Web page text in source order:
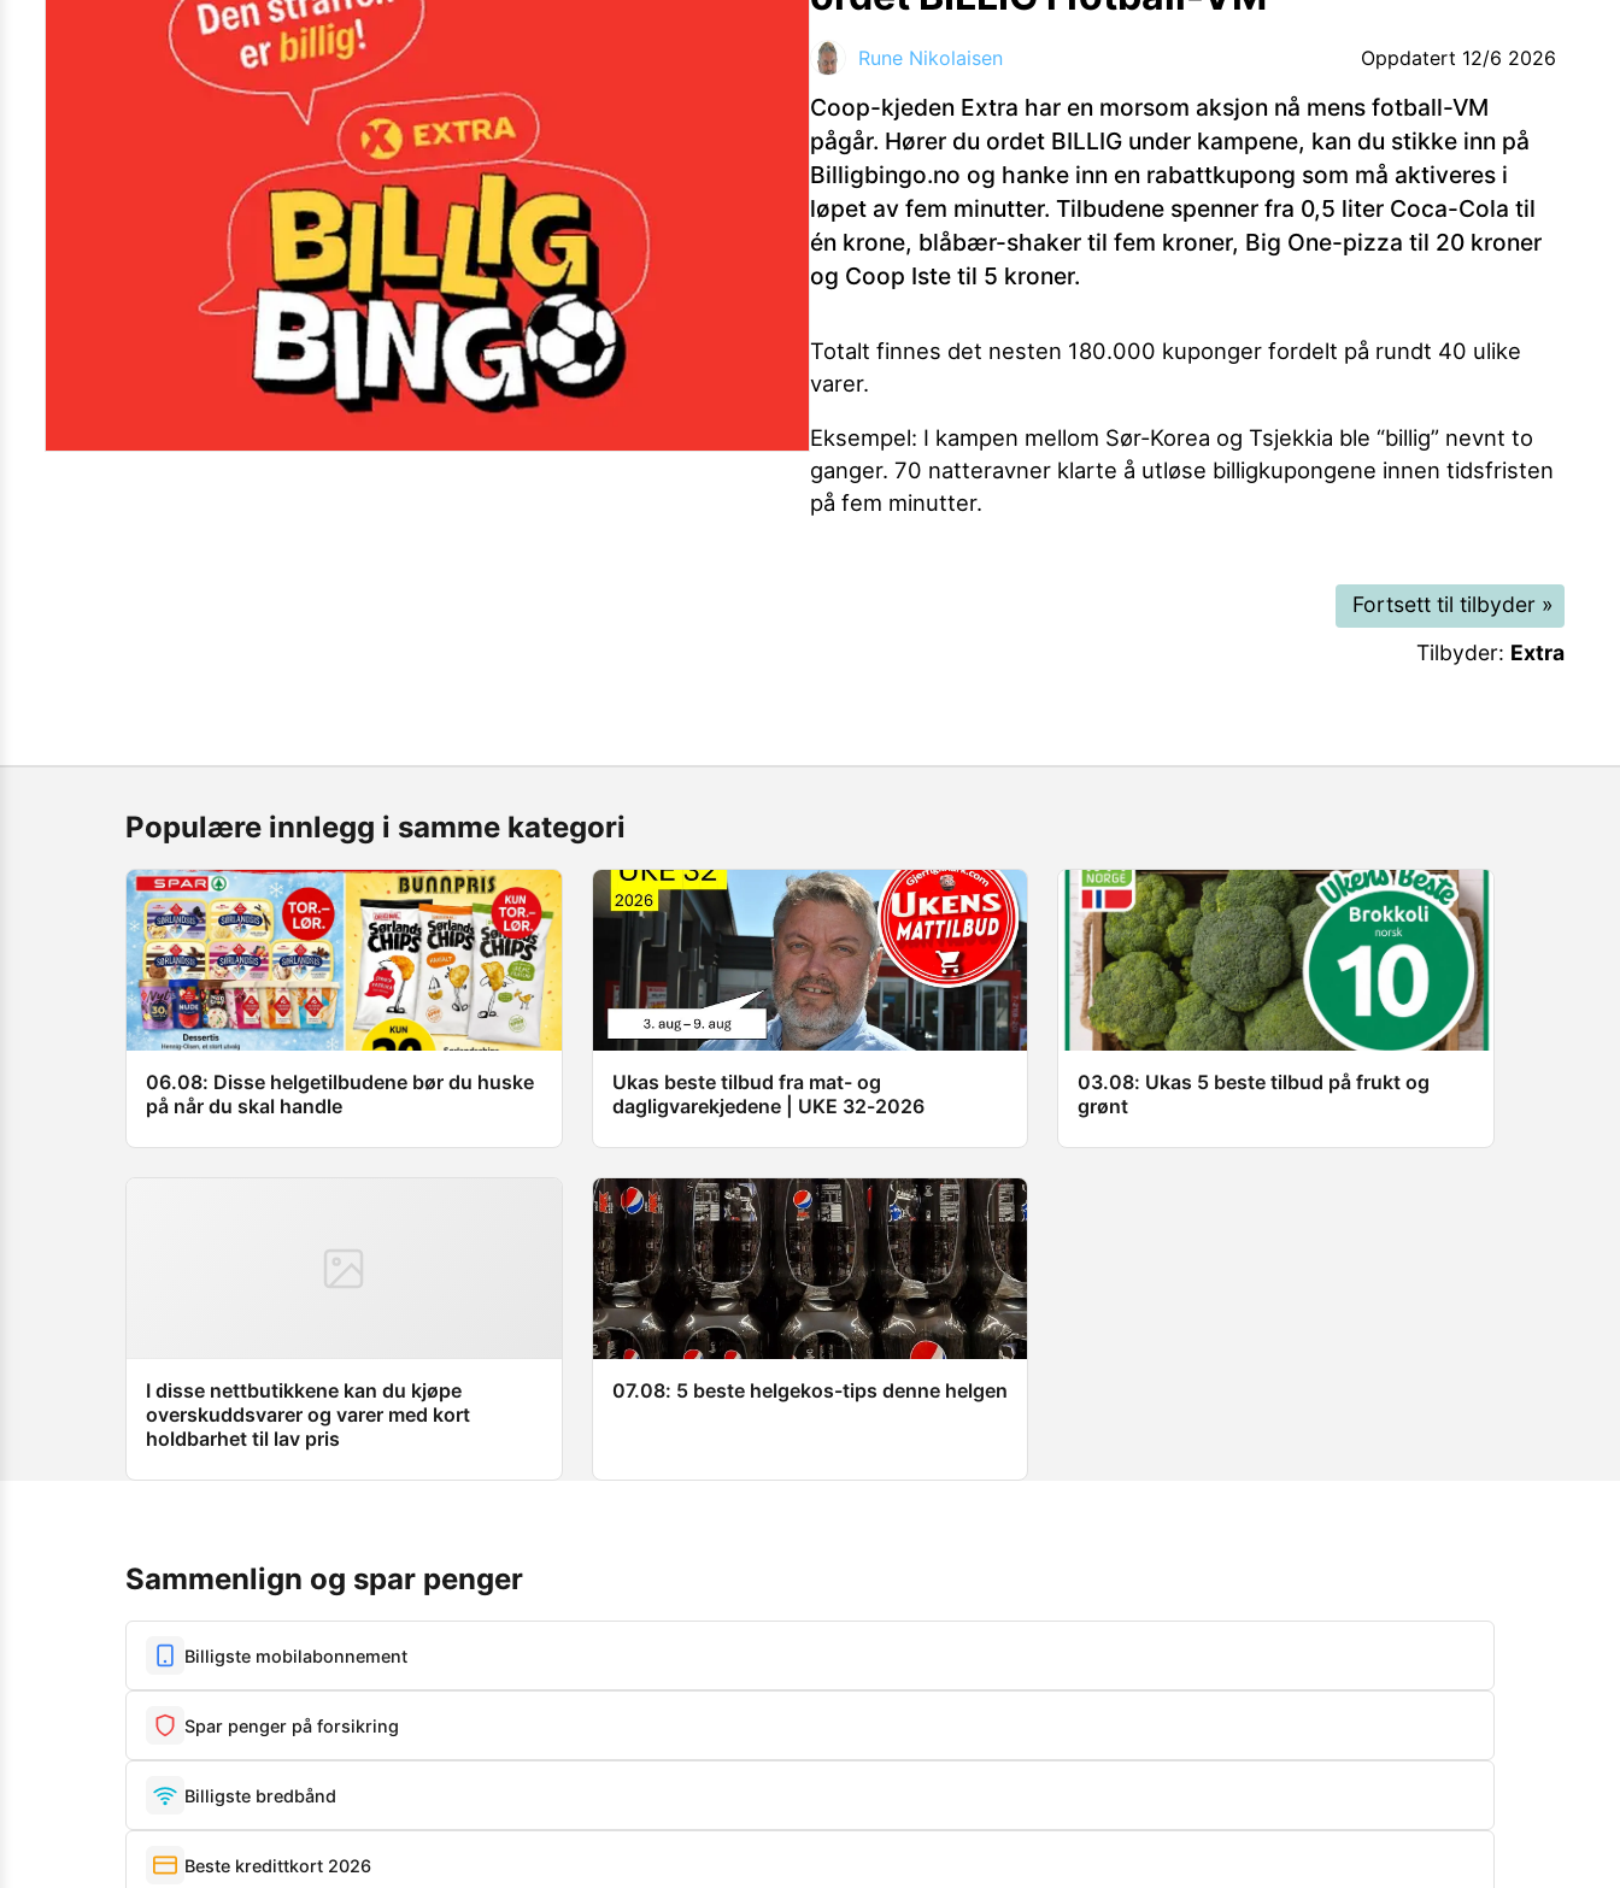
Velg bilde
Vil du være med i tipsekonkurransen kan du oppgi kontaktdetaljer i neste steg.
Rune Nikolaisen Oppdatert 12/6 2026
Coop-kjeden Extra har en morsom aksjon nå mens fotball-VM
pågår. Hører du ordet BILLIG under kampene, kan du stikke inn på
Billigbingo.no og hanke inn en rabattkupong som må aktiveres i
løpet av fem minutter. Tilbudene spenner fra 0,5 liter Coca-Cola til
én krone, blåbær-shaker til fem kroner, Big One-pizza til 20 kroner
og Coop Iste til 5 kroner.
Totalt finnes det nesten 180.000 kuponger fordelt på rundt 40 ulike
varer.
Eksempel: I kampen mellom Sør-Korea og Tsjekkia ble “billig” nevnt to
ganger. 70 natteravner klarte å utløse billigkupongene innen tidsfristen
på fem minutter.
Fortsett til tilbyder »
Tilbyder: Extra
Populære innlegg i samme kategori
06.08: Disse helgetilbudene bør du huske
på når du skal handle
Ukas beste tilbud fra mat- og
dagligvarekjedene | UKE 32-2026
03.08: Ukas 5 beste tilbud på frukt og
grønt
I disse nettbutikkene kan du kjøpe
overskuddsvarer og varer med kort
holdbarhet til lav pris
07.08: 5 beste helgekos-tips denne helgen
Sammenlign og spar penger
Billigste mobilabonnement
Spar penger på forsikring
Billigste bredbånd
Beste kredittkort 2026